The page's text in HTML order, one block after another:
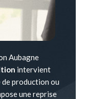
Aubagne
intervient
de production ou
une reprise